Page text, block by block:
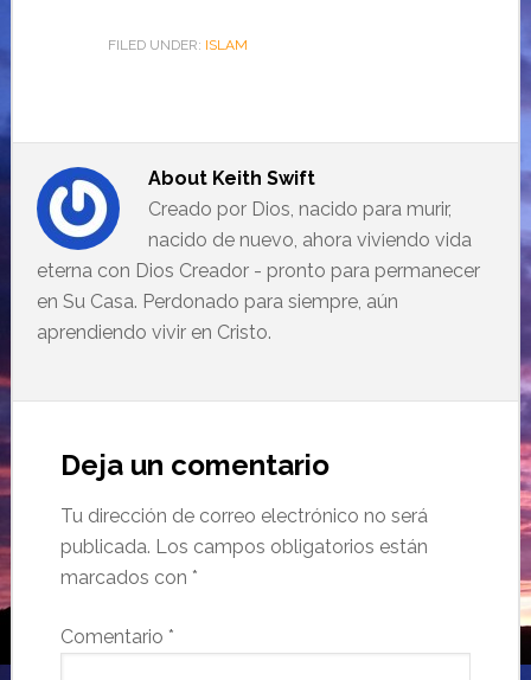
FILED UNDER: ISLAM
About Keith Swift
Creado por Dios, nacido para murir,
nacido de nuevo, ahora viviendo vida
eterna con Dios Creador - pronto para permanecer
en Su Casa. Perdonado para siempre, aún
aprendiendo vivir en Cristo.
Deja un comentario
Tu dirección de correo electrónico no será
publicada. Los campos obligatorios están
marcados con *
Comentario *